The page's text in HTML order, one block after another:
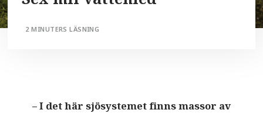
2 MINUTERS LÄSNING
– I det här sjösystemet finns massor av